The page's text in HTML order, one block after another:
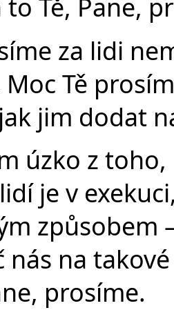
Tě, Pane,
za lidi
Tě
jim dodat
úzko z
je v
způsobem
nás na
prosíme.